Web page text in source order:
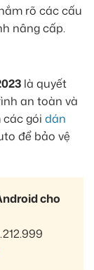
rõ các cấu
nâng cấp.
là quyết
an toàn và
gói dán
để bảo vệ
cho